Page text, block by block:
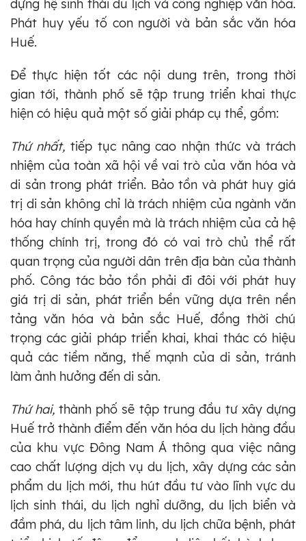
dựng hệ sinh thái du lịch và công nghiệp văn hóa.
Phát huy yếu tố con người và bản sắc văn hóa
Huế.
Để thực hiện tốt các nội dung trên, trong thời
gian tới, thành phố sẽ tập trung triển khai thực
hiện có hiệu quả một số giải pháp cụ thể, gồm:
Thứ nhất, tiếp tục nâng cao nhận thức và trách
nhiệm của toàn xã hội về vai trò của văn hóa và
di sản trong phát triển. Bảo tồn và phát huy giá
trị di sản không chỉ là trách nhiệm của ngành văn
hóa hay chính quyền mà là trách nhiệm của cả hệ
thống chính trị, trong đó có vai trò chủ thể rất
quan trọng của người dân trên địa bàn của thành
phố. Công tác bảo tồn phải đi đôi với phát huy
giá trị di sản, phát triển bền vững dựa trên nền
tảng văn hóa và bản sắc Huế, đồng thời chú
trọng các giải pháp triển khai, khai thác có hiệu
quả các tiềm năng, thế mạnh của di sản, tránh
làm ảnh hưởng đến di sản.
Thứ hai, thành phố sẽ tập trung đầu tư xây dựng
Huế trở thành điểm đến văn hóa du lịch hàng đầu
của khu vực Đông Nam Á thông qua việc nâng
cao chất lượng dịch vụ du lịch, xây dựng các sản
phẩm du lịch mới, thu hút đầu tư vào lĩnh vực du
lịch sinh thái, du lịch nghỉ dưỡng, du lịch biển và
đầm phá, du lịch tâm linh, du lịch chữa bệnh, phát